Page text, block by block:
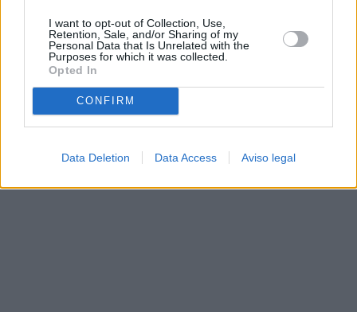
I want to opt-out of Collection, Use,
Retention, Sale, and/or Sharing of my
Personal Data that Is Unrelated with the
Purposes for which it was collected.
Opted In
CONFIRM
Data Deletion Data Access Aviso legal